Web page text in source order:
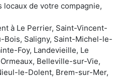
locaux de votre compagnie,
à Le Perrier, Saint-Vincent-
Saligny, Saint-Michel-le-
Foy, Landevieille, Le
Belleville-sur-Vie,
le-Dolent, Brem-sur-Mer,